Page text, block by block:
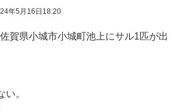
年5月16日18:20
賀県小城市小城町池上にサル1匹が出
い。